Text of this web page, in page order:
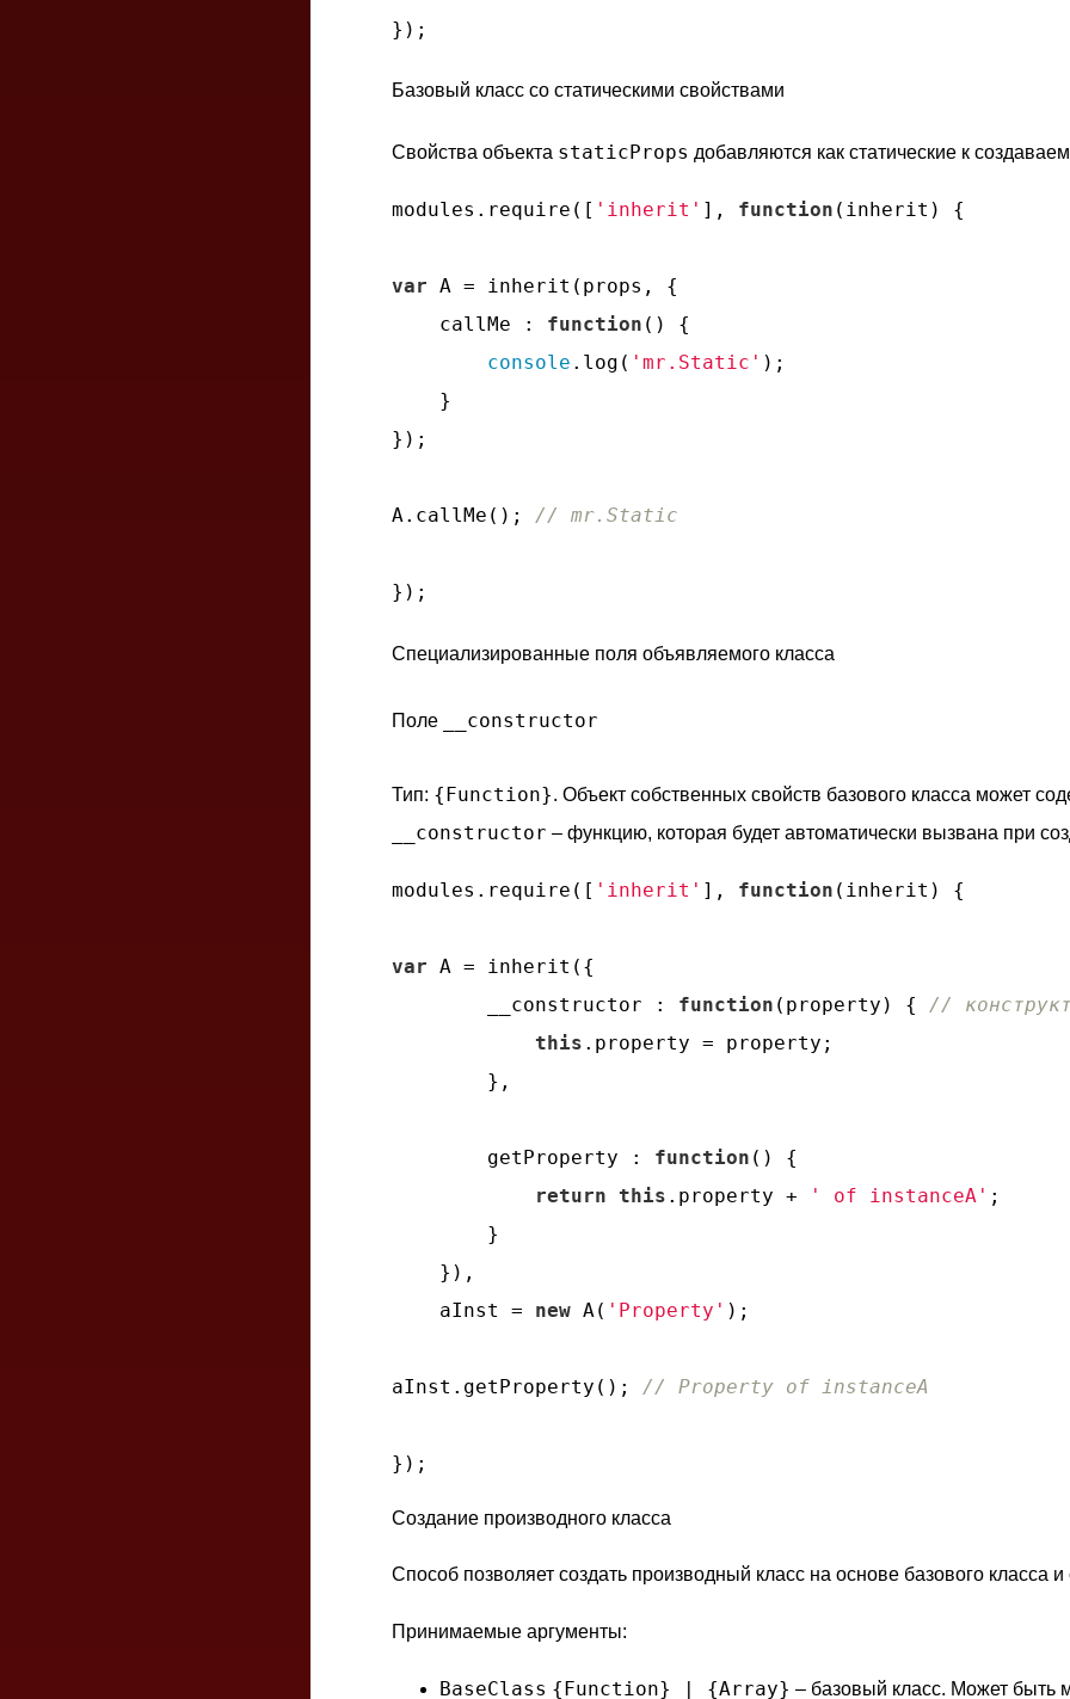
Базовый класс со статическими свойствами
Свойства объекта staticProps добавляются как статические к
modules.require([ 'inherit' ], function ( inherit ) {
var A = inherit(props, {
callMe : function ( ) {
console .log( 'mr.Static' );
    }
});
A.callMe(); // mr.Static
Специализированные поля объявляемого класса
Поле __constructor
Тип: {Function}. Объект собственных свойств базового класса может
__constructor – функцию, которая будет автоматически вызвана при
modules.require([ 'inherit' ], function ( inherit ) {
var A = inherit({
__constructor : function ( property ) { //
this .property = property;
        },
getProperty : function ( ) {
return this .property + ' of instanceA' ;
        }
    }),
    aInst =
new A( 'Property' );
aInst.getProperty(); // Property of instanceA
Создание производного класса
Способ позволяет создать производный класс на основе базового класса
Принимаемые аргументы:
BaseClass {Function} | {Array} – базовый класс. Может быть